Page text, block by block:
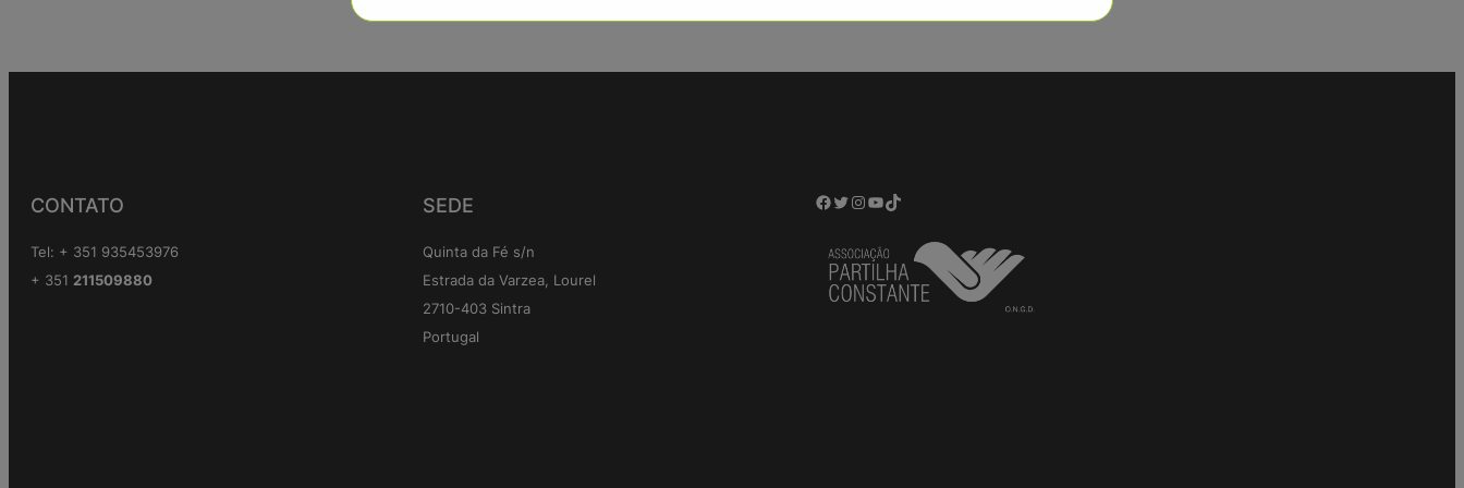
CONTATO
Tel: + 351 935453976
+ 351 211509880
SEDE
Quinta da Fé s/n
Estrada da Varzea, Lourel
2710-403 Sintra
Portugal
Facebook Twitter Instagram YouTube TikTok